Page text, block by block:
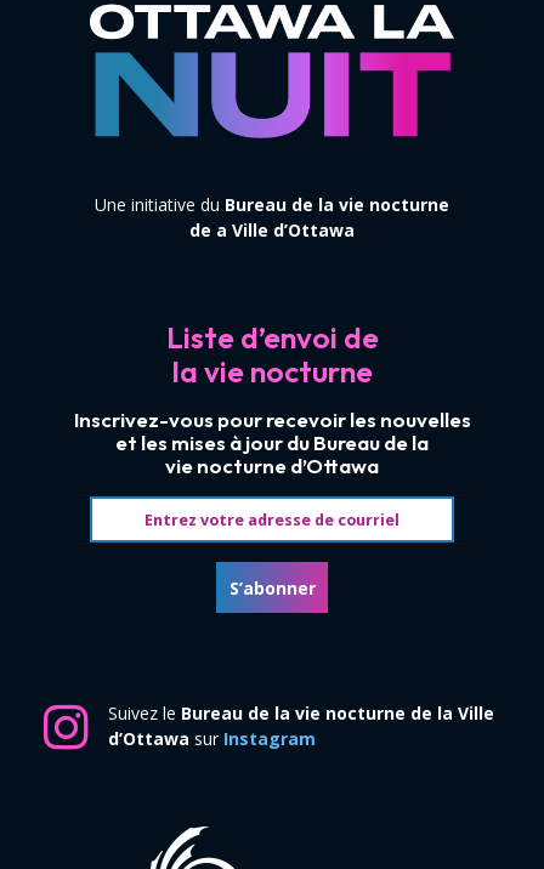
Une initiative du Bureau de la vie nocturne
de a Ville d’Ottawa
Liste d’envoi de
la vie nocturne
Inscrivez-vous pour recevoir les nouvelles
et les mises à jour du Bureau de la
vie nocturne d’Ottawa
S’abonner
Suivez le Bureau de la vie nocturne de la Ville
d’Ottawa sur Instagram